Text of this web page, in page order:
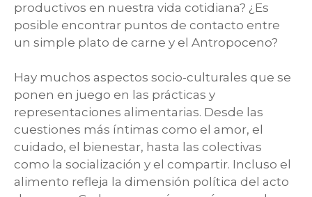
productivos en nuestra vida cotidiana? ¿Es
posible encontrar puntos de contacto entre
un simple plato de carne y el Antropoceno?
Hay muchos aspectos socio-culturales que se
ponen en juego en las prácticas y
representaciones alimentarias. Desde las
cuestiones más íntimas como el amor, el
cuidado, el bienestar, hasta las colectivas
como la socialización y el compartir. Incluso el
alimento refleja la dimensión política del acto